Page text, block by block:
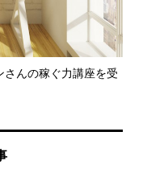
んの稼ぐ力講座を受